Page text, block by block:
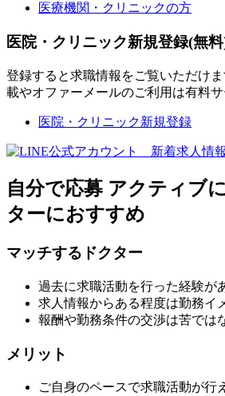
医療機関・クリニックの方
医院・クリニック新規登録(無
登録すると求職情報をご覧いただけ
載やオファーメールのご利用は有料サ
医院・クリニック新規登録
自分で応募 アクティブ
ターにおすすめ
マッチするドクター
過去に求職活動を行った経験が
求人情報からある程度は勤務イ
報酬や勤務条件の交渉は苦では
メリット
ご自身のペースで求職活動が行